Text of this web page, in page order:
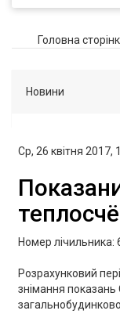
Головна
Новини
Ср, 26 квітня 2017,
Номер лічильника:
Розрахунковий
знімання